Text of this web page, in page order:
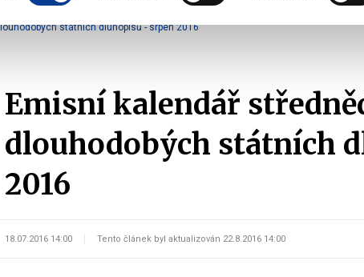
Řízení státního dluhu Emise státních dluhopisů Emisní
státních dluhopisů - srpen 2016
Emisní kalendář
dlouhodobých státních
2016
18.07.2016 14:00 Tento článek byl aktualizován 22.8.2016 14:00